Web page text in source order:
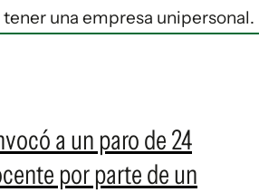
una empresa unipersonal.
a un paro de 24
por parte de un